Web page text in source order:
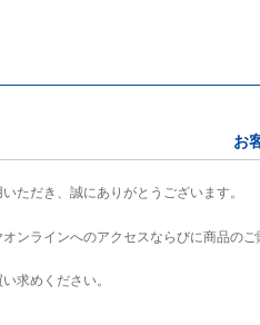
お
ただき、誠にありがとうございます。
ンラインへのアクセスならびに商品のご
求めください。